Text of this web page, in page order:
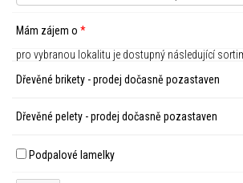
Mám zájem o *
pro vybranou lokalitu je dostupný následující
Dřevěné brikety - prodej dočasně pozastaven
Dřevěné pelety - prodej dočasně pozastaven
Podpalové lamelky